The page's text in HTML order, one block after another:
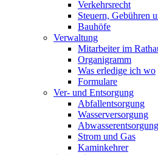
Verkehrsrecht
Steuern, Gebühren
Bauhöfe
Verwaltung
Mitarbeiter im
Organigramm
Was erledige ich wo
Formulare
Ver- und Entsorgung
Abfallentsorgung
Wasserversorgung
Abwasserentsorgung
Strom und Gas
Kaminkehrer